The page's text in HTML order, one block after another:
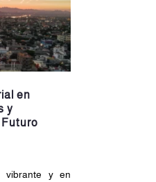
en
y
vibrante y en